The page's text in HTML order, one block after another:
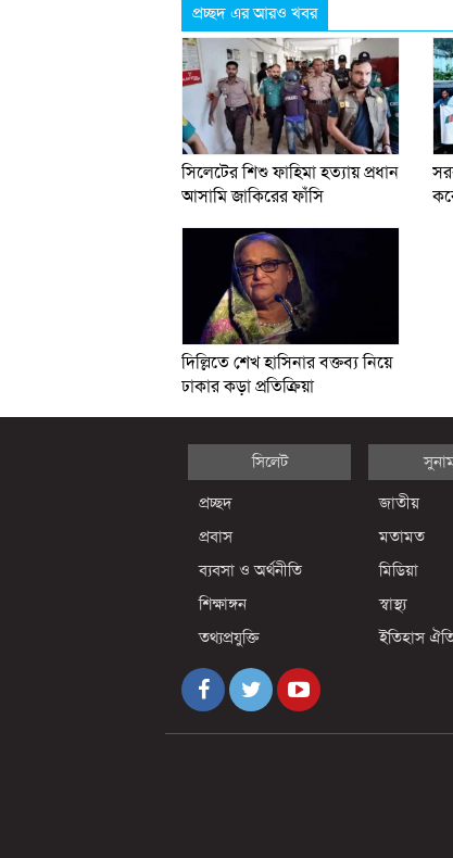
প্রচ্ছদ এর আরও খবর
সিলেটের শিশু ফাহিমা হত্যায় প্রধান
আসামি জাকিরের ফাঁসি
দিল্লিতে শেখ হাসিনার বক্তব্য নিয়ে
ঢাকার কড়া প্রতিক্রিয়া
সিলেট
প্রচ্ছদ জাতীয়
প্রবাস
মতামত
ব্যবসা ও অর্থনীতি
মিডিয়া
শিক্ষাঙ্গন
স্বাস্থ্য
তথ্যপ্রযুক্তি
ইতিহাস